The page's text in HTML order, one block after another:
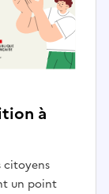
à
citoyens
un point